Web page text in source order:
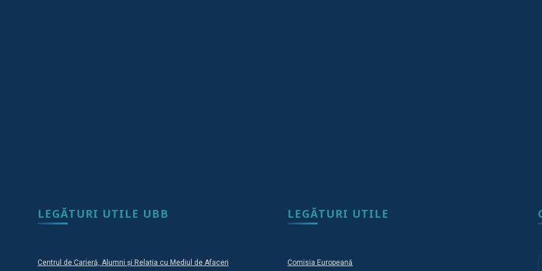
LEGĂTURI UTILE UBB
Centrul de Carieră, Alumni și Relația cu Mediul de Afaceri
LEGĂTURI UTILE
Comisia Europeană